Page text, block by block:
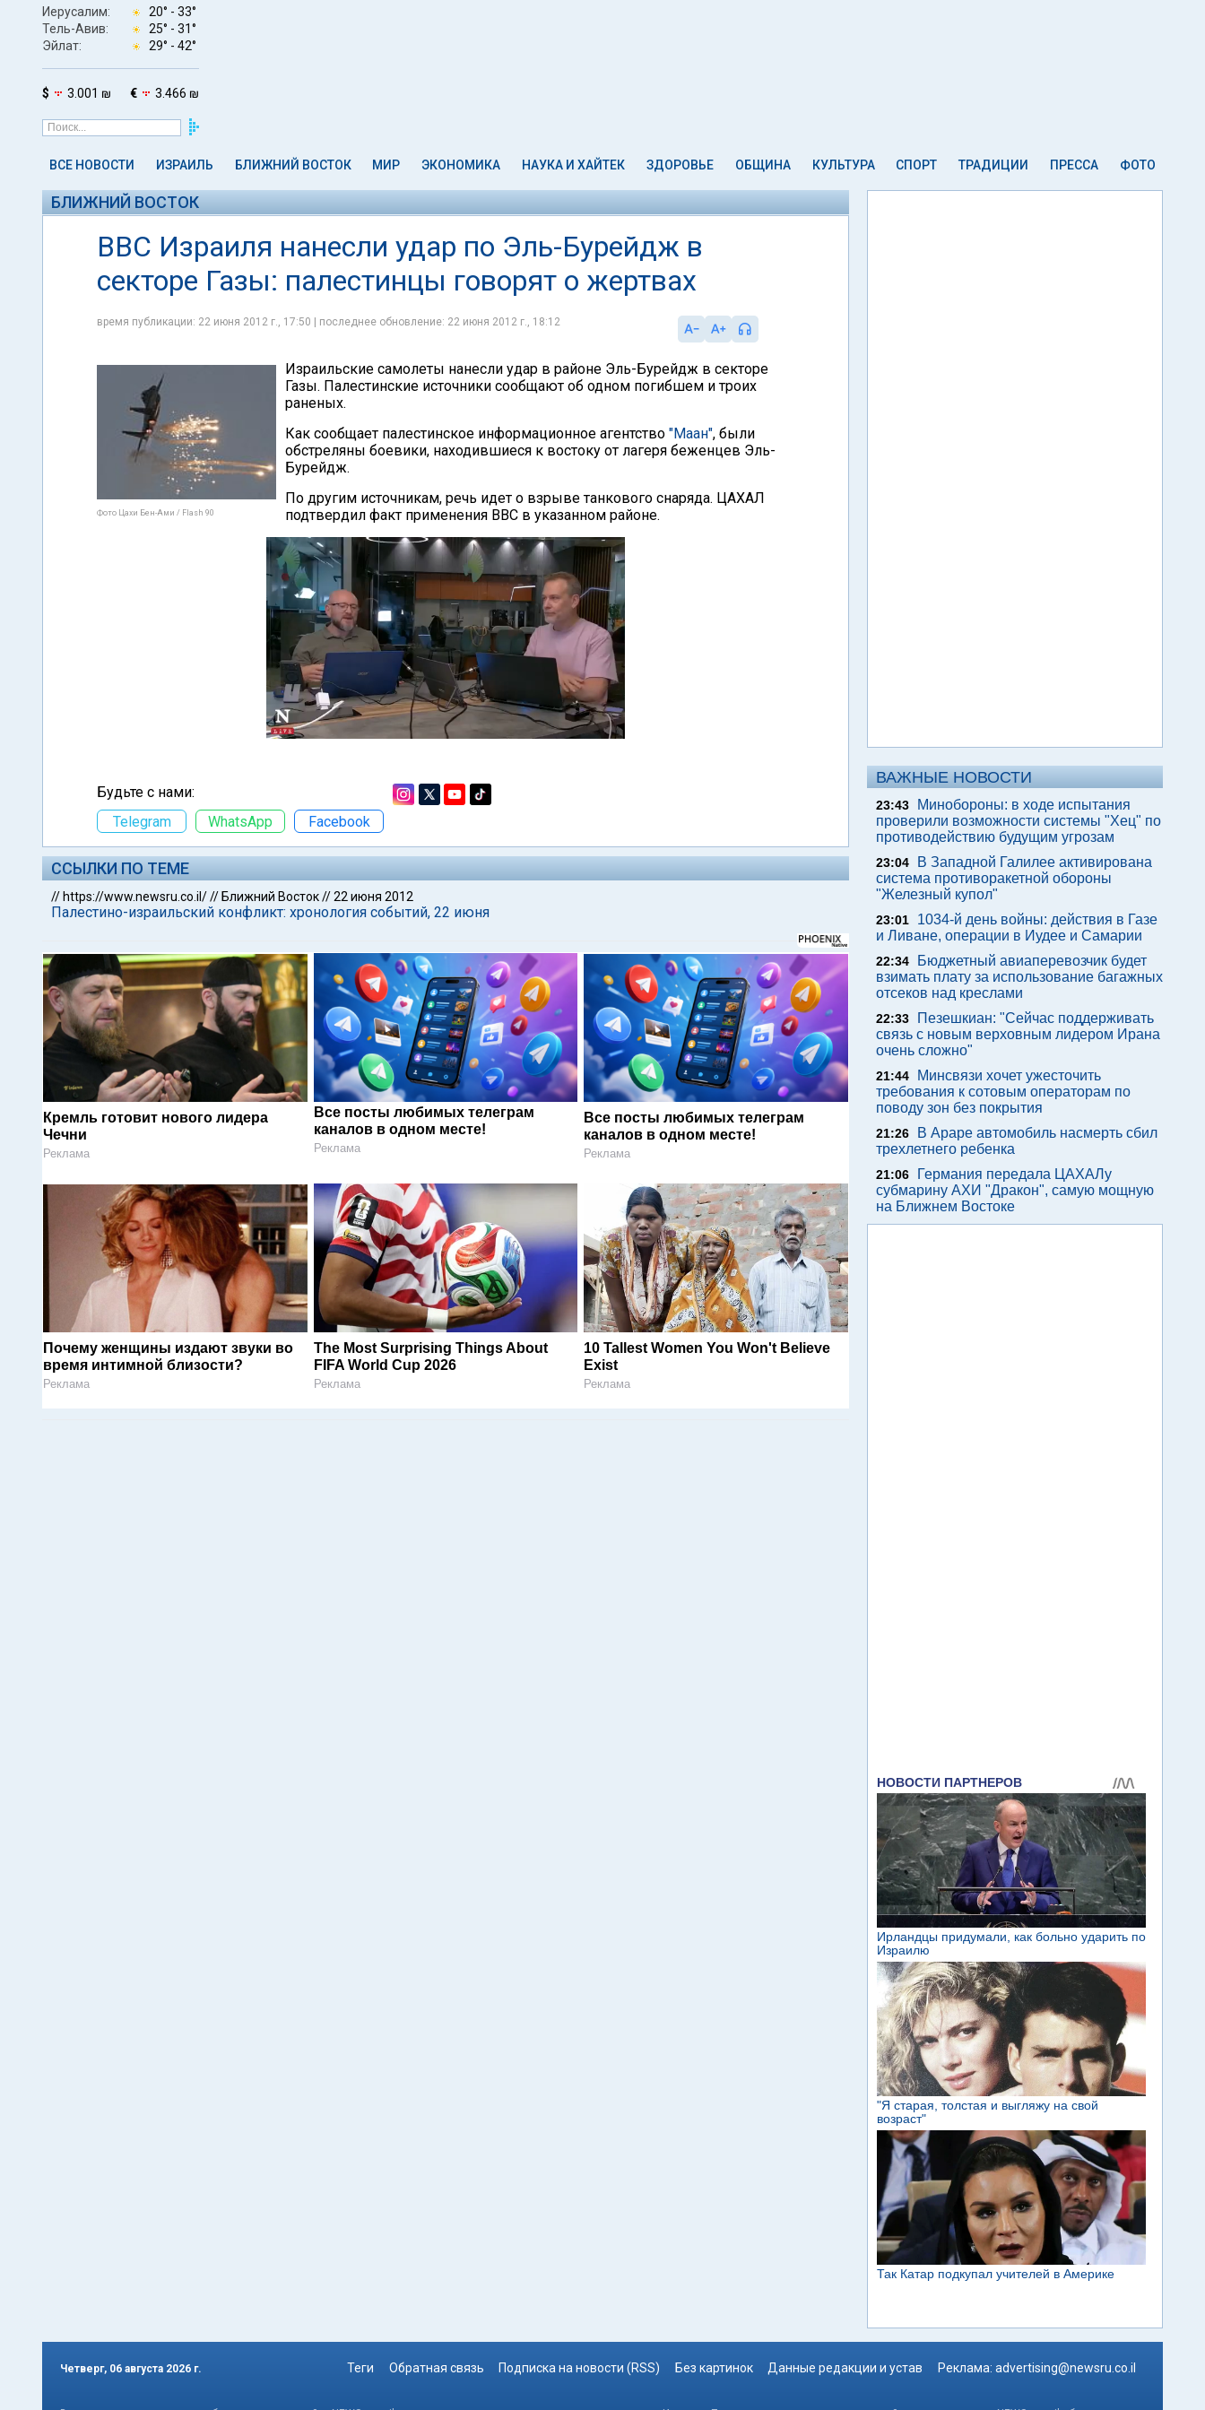
Иерусалим: 20° - 33°
Тель-Авив:
25° - 31°
Эйлат:
29° - 42°
$ 3.001 ₪ € 3.466 ₪
ВСЕ НОВОСТИ ИЗРАИЛЬ БЛИЖНИЙ ВОСТОК МИР ЭКОНОМИКА НАУКА И ХАЙТЕК ЗДОРОВЬЕ ОБЩИНА КУЛЬТУРА СПОРТ ТРАДИЦИИ ПРЕССА ФОТО
БЛИЖНИЙ ВОСТОК
ВВС Израиля нанесли удар по Эль-Бурейдж в
секторе Газы: палестинцы говорят о жертвах
время публикации: 22 июня 2012 г., 17:50 | последнее обновление: 22 июня 2012 г., 18:12
Фото Цахи Бен-Ами / Flash 90
Израильские самолеты нанесли удар в районе Эль-Бурейдж в секторе
Газы. Палестинские источники сообщают об одном погибшем и троих
раненых.
Как сообщает палестинское информационное агентство "Маан", были
обстреляны боевики, находившиеся к востоку от лагеря беженцев Эль-
Бурейдж.
По другим источникам, речь идет о взрыве танкового снаряда. ЦАХАЛ
подтвердил факт применения ВВС в указанном районе.
Будьте с нами:
Telegram
WhatsApp Facebook
ССЫЛКИ ПО ТЕМЕ
// https://www.newsru.co.il/// Ближний Восток//22 июня 2012
Палестино-израильский конфликт: хронология событий, 22 июня
Кремль готовит нового лидера
Чечни
Реклама
Все посты любимых телеграм
каналов в одном месте!
Реклама
Все посты любимых телеграм
каналов в одном месте!
Реклама
Почему женщины издают звуки во
время интимной близости?
Реклама
The Most Surprising Things About
FIFA World Cup 2026
Реклама
10 Tallest Women You Won't Believe
Exist
Реклама
ВАЖНЫЕ НОВОСТИ
23:43
Минобороны: в ходе испытания
проверили возможности системы "Хец" по
противодействию будущим угрозам
23:04
В Западной Галилее активирована
система противоракетной обороны
"Железный купол"
23:01
1034-й день войны: действия в Газе
и Ливане, операции в Иудее и Самарии
22:34
Бюджетный авиаперевозчик будет
взимать плату за использование багажных
отсеков над креслами
22:33
Пезешкиан: "Сейчас поддерживать
связь с новым верховным лидером Ирана
очень сложно"
21:44
Минсвязи хочет ужесточить
требования к сотовым операторам по
поводу зон без покрытия
21:26
В Араре автомобиль насмерть сбил
трехлетнего ребенка
21:06
Германия передала ЦАХАЛу
субмарину АХИ "Дракон", самую мощную
на Ближнем Востоке
Четверг, 06 августа 2026 г. Теги Обратная связь Подписка на новости (RSS) Без картинок Данные редакции и устав Реклама: advertising@newsru.co.il